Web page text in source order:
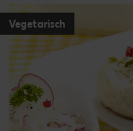
Vegetarisch